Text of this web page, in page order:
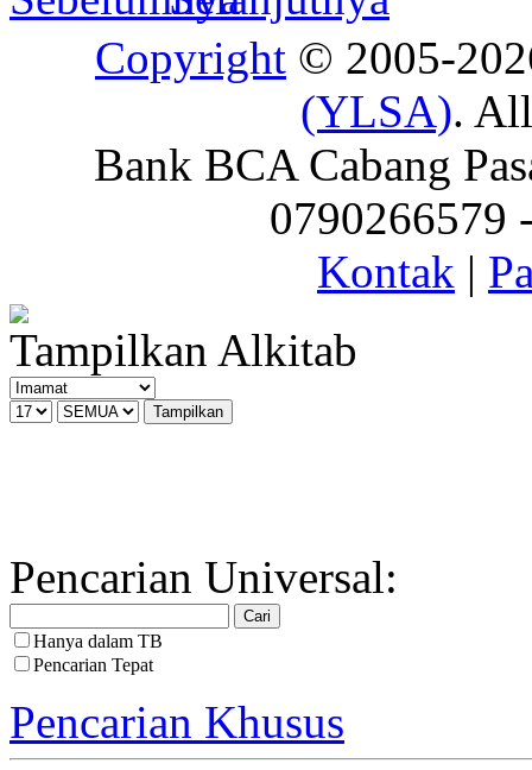
Copyright © 2005-
(YLSA).
Bank BCA Cabang
0790266579
Kontak |
Tampilkan Alkitab
Pencarian Universal:
Hanya dalam TB
Pencarian Tepat
Pencarian Khusus